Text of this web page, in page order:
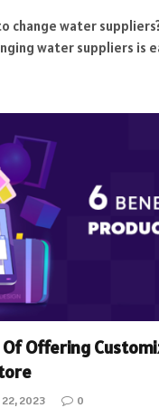
change water
water suppliers is
Offering
2023 0